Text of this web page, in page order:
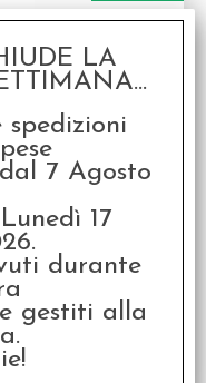
- Space
Star Wars X-
LA
spedizioni
7 Agosto
17
durante
gestiti alla